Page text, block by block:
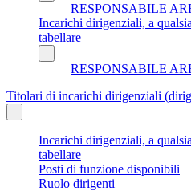
RESPONSABILE
Incarichi dirigenziali, a
tabellare
RESPONSABILE
Titolari di incarichi dirigenziali
Incarichi dirigenziali, a
tabellare
Posti di funzione disponibili
Ruolo dirigenti